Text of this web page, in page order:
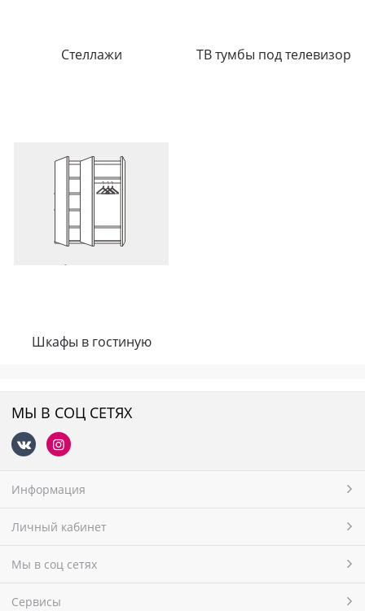
Стеллажи ТВ тумбы под телевизор
Шкафы в гостиную
МЫ В СОЦ СЕТЯХ
Информация
Личный кабинет
Мы в соц сетях
Сервисы